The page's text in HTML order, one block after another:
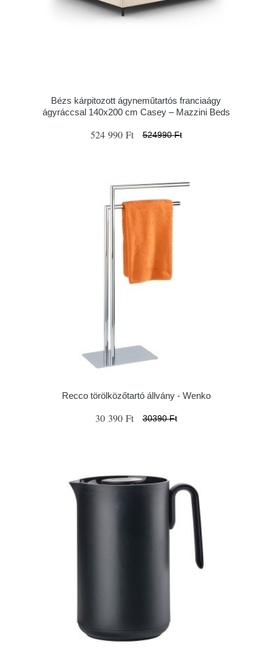
Bézs kárpitozott ágyneműtartós franciaágy
ágyráccsal 140x200 cm Casey – Mazzini Beds
524 990 Ft 524990 Ft
Recco törölközőtartó állvány - Wenko
30 390 Ft 30390 Ft